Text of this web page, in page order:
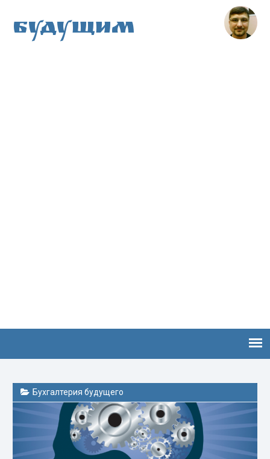
Будущим
Бухгалтерия будущего